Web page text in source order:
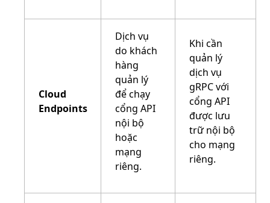
Cloud
Endpoints
Dịch vụ
do khách
hàng
quản lý
để chạy
cổng API
nội bộ
hoặc
mạng
riêng.
Khi cần
quản lý
dịch vụ
gRPC với
cổng API
được lưu
trữ nội bộ
cho mạng
riêng.